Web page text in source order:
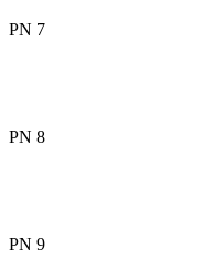
PN 7
PN 8
PN 9